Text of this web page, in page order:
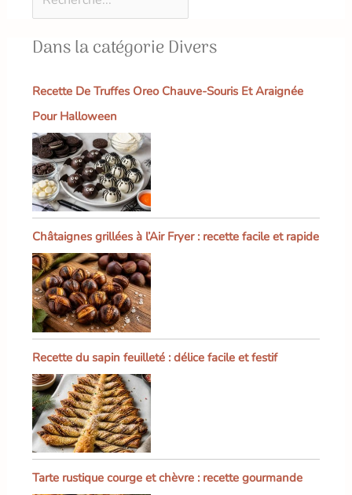
Dans la catégorie Divers
Recette De Truffes Oreo Chauve-Souris Et Araignée
Pour Halloween
Châtaignes grillées à l’Air Fryer : recette facile et rapide
Recette du sapin feuilleté : délice facile et festif
Tarte rustique courge et chèvre : recette gourmande